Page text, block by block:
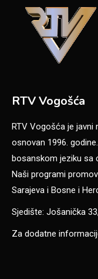
RTV Vogošća
RTV Vogošća je javni
osnovan 1996.
bosanskom jeziku sa
Naši programi
Sarajeva i Bosne i
Sjedište: Jošanička
Za dodatne